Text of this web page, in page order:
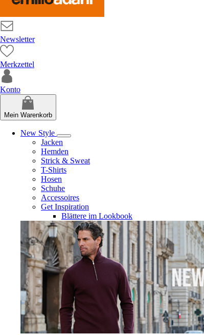
Newsletter
Merkzettel
Konto
Mein Warenkorb
New Style
Jacken
Hemden
Strick & Sweat
T-Shirts
Hosen
Schuhe
Accessoires
Get Inspiration
Blättere im Lookbook